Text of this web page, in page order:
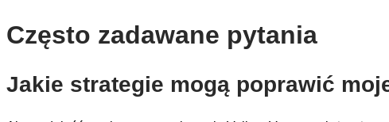
Często zadawane pytania
Jakie strategie mogą poprawić